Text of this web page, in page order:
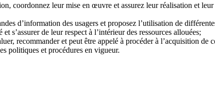
coordonnez leur mise en œuvre et assurez leur réalisation et
d’information des usagers et proposez l’utilisation de
s’assurer de leur respect à l’intérieur des ressources allouées;
recommander et peut être appelé à procéder à l’acquisition de
politiques et procédures en vigueur.